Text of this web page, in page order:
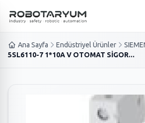
Ana içeriğe geç
Ana Sayfa Endüstriyel Ürünler
5SL6110-7 1*10A V OTOMAT SİGOR...